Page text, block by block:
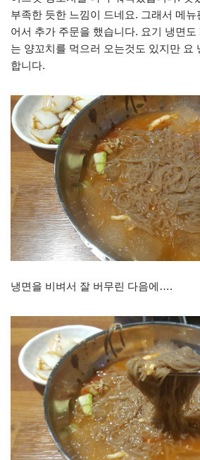
부족한 듯한 느낌이 드네요. 그래서 메
어서 추가 주문을 했습니다. 요기 냉면
는 양꼬치를 먹으러 오는것도 있지만 요
합니다.
냉면을 비벼서 잘 버무린 다음에….